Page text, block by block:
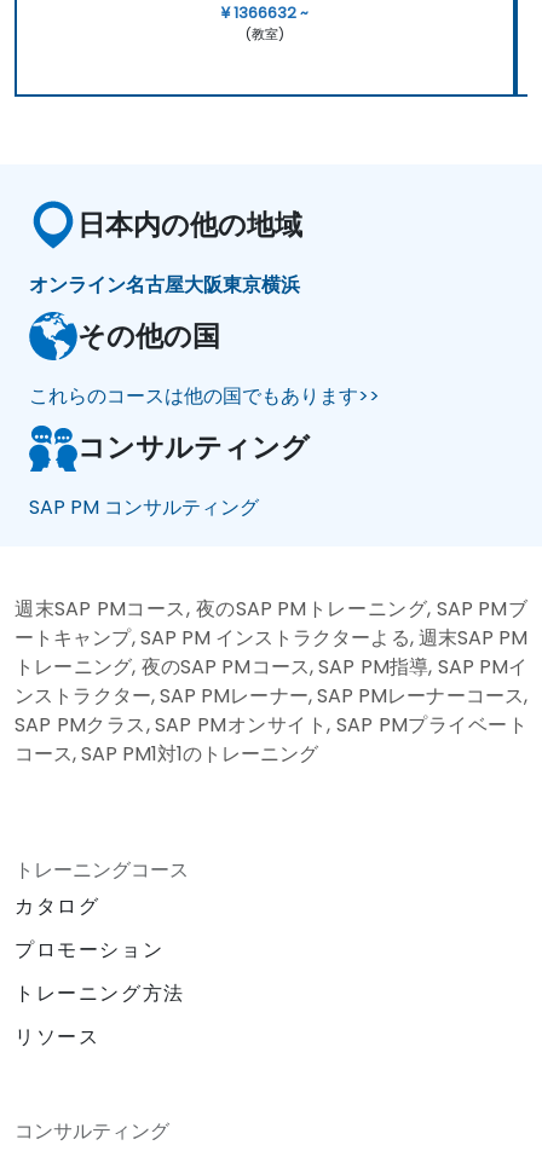
¥ 1366632 ~
(教室)
日本内の他の地域
オンライン名古屋大阪東京横浜
その他の国
これらのコースは他の国でもあります>>
コンサルティング
SAP PM コンサルティング
週末SAP PMコース, 夜のSAP PMトレーニング, SAP PMブ
ートキャンプ, SAP PM インストラクターよる, 週末SAP PM
トレーニング, 夜のSAP PMコース, SAP PM指導, SAP PMイ
ンストラクター, SAP PMレーナー, SAP PMレーナーコース,
SAP PMクラス, SAP PMオンサイト, SAP PMプライベート
コース, SAP PM1対1のトレーニング
トレーニングコース
カタログ
プロモーション
トレーニング方法
リソース
コンサルティング